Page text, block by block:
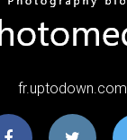
fr.uptodown.com